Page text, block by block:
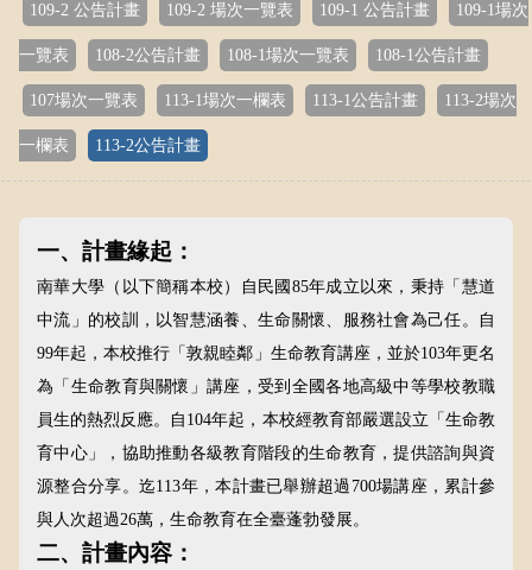
109-2 公告計畫 109-2 場次一覽表 109-1 公告計畫 109-1場次
一覽表 108-2公告計畫 108-1場次一覽表 108-1公告計畫
107場次一覽表 113-1場次一欄表 113-1公告計畫 113-2場次
一欄表 113-2公告計畫
一、計畫緣起：
南華大學（以下簡稱本校）自民國 85年成立以來，秉持「慧道
中流」的校訓，以智慧涵養、生命關懷、服務社會為己任。自
99年起，本校推行「敦親睦鄰」生命教育講座，並於103年更名
為「生命教育與關懷」講座，受到全國各地高級中等學校教職
員生的熱烈反應。自 104年起，本校經教育部嚴選設立「生命教
育中心」，協助推動各級教育階段的生命教育，提供諮詢與資
源整合分享。迄113年，本計畫已舉辦超過 700場講座，累計參
與人次超過26萬，生命教育在全臺蓬勃發展。
二、計畫內容：